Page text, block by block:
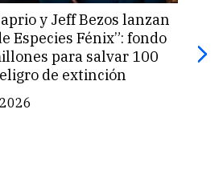
y Jeff Bezos lanzan
Especies Fénix”: fondo
para salvar 100
de extinción
2026